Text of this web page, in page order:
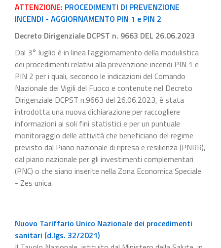
ATTENZIONE: PROCEDIMENTI DI PREVENZIONE
INCENDI - AGGIORNAMENTO PIN 1 e PIN 2
Decreto Dirigenziale DCPST n. 9663 DEL 26.06.2023
Dal 3° luglio è in linea l'aggiornamento della modulistica
dei procedimenti relativi alla prevenzione incendi PIN 1 e
PIN 2 per i quali, secondo le indicazioni del Comando
Nazionale dei Vigili del Fuoco e contenute nel Decreto
Dirigenziale DCPST n.9663 del 26.06.2023, è stata
introdotta una nuova dichiarazione per raccogliere
informazioni ai soli fini statistici e per un puntuale
monitoraggio delle attività che beneficiano del regime
previsto dal Piano nazionale di ripresa e resilienza (PNRR),
dal piano nazionale per gli investimenti complementari
(PNC) o che siano inserite nella Zona Economica Speciale
- Zes unica.
Nuovo Tariffario Unico Nazionale dei procedimenti
sanitari (d.lgs. 32/2021)